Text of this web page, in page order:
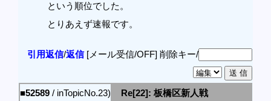
という順位でした。
とりあえず速報です。
引用返信/返信[メール受信/OFF] 削除キー/
■52589 / inTopicNo.23)
Re[22]: 板橋区新人戦